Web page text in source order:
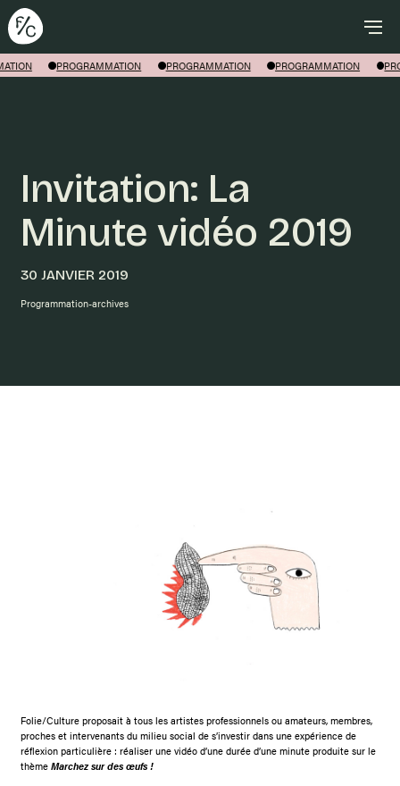
PROGRAMMATION PROGRAMMATION PROGRAMMATION
Rechercher
Invitation: La
Minute vidéo 2019
30 JANVIER 2019
Programmation-archives
Folie/Culture proposait à tous les artistes professionnels ou amateurs, membres,
proches et intervenants du milieu social de s’investir dans une expérience de
réflexion particulière : réaliser une vidéo d’une durée d’une minute produite sur le
thèmeMarchez sur des œufs !